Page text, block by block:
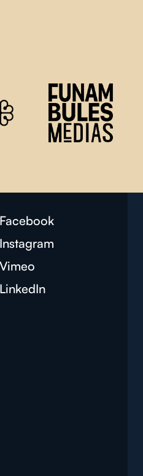
Facebook
Instagram
Vimeo
LinkedIn